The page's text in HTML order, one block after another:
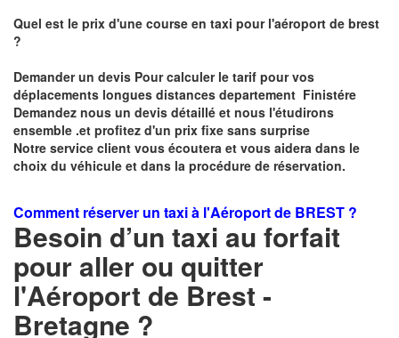
Quel est le prix d'une course en taxi pour l'aéroport de brest
?
Demander un devis Pour calculer le tarif pour vos
déplacements longues distances departement Finistére
Demandez nous un devis détaillé et nous l'étudirons
ensemble .et profitez d'un prix fixe sans surprise
Notre service client vous écoutera et vous aidera dans le
choix du véhicule et dans la procédure de réservation.
Comment réserver un taxi à l'Aéroport de BREST ?
Besoin d’un taxi au forfait
pour aller ou quitter
l'Aéroport de Brest -
Bretagne ?